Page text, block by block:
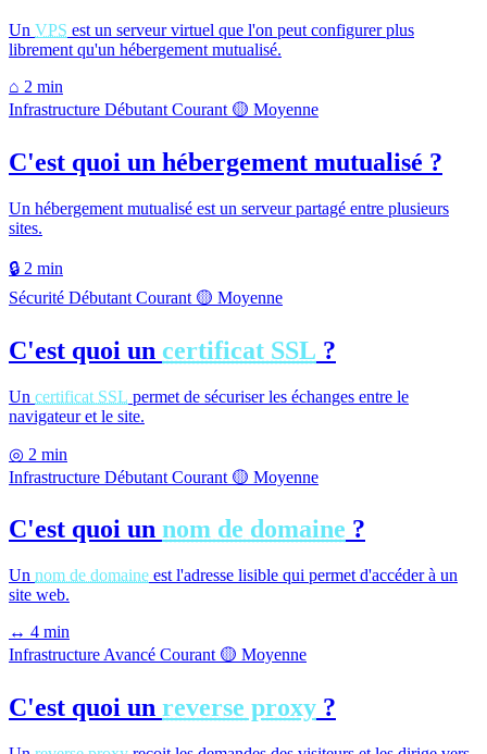
Un VPS est un serveur virtuel que l'on peut configurer plus
librement qu'un hébergement mutualisé.
⌂ 2 min
Infrastructure Débutant Courant 🟡 Moyenne
C'est quoi un hébergement mutualisé ?
Un hébergement mutualisé est un serveur partagé entre plusieurs
sites.
🔒 2 min
Sécurité Débutant Courant 🟡 Moyenne
C'est quoi un certificat SSL ?
Un certificat SSL permet de sécuriser les échanges entre le
navigateur et le site.
◎ 2 min
Infrastructure Débutant Courant 🟡 Moyenne
C'est quoi un nom de domaine ?
Un nom de domaine est l'adresse lisible qui permet d'accéder à un
site web.
↔ 4 min
Infrastructure Avancé Courant 🟡 Moyenne
C'est quoi un reverse proxy ?